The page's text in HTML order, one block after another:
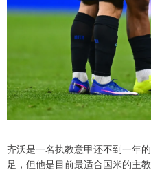
齐沃是一名执教意甲还不到一年
足，但他是目前最适合国米的主